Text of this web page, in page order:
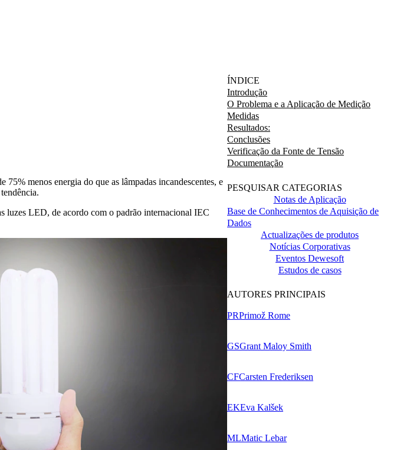
ÍNDICE
Introdução
O Problema e a Aplicação de Medição
Medidas
Resultados:
Conclusões
Verificação da Fonte de Tensão
Documentação
PESQUISAR CATEGORIAS
Notas de Aplicação
Base de Conhecimentos de Aquisição de
Dados
Actualizações de produtos
Notícias Corporativas
Eventos Dewesoft
Estudos de casos
AUTORES PRINCIPAIS
PRPrimož Rome
GSGrant Maloy Smith
CFCarsten Frederiksen
EKEva Kalšek
MLMatic Lebar
menos energia do que as lâmpadas incandescentes, e
luzes LED, de acordo com o padrão internacional IEC